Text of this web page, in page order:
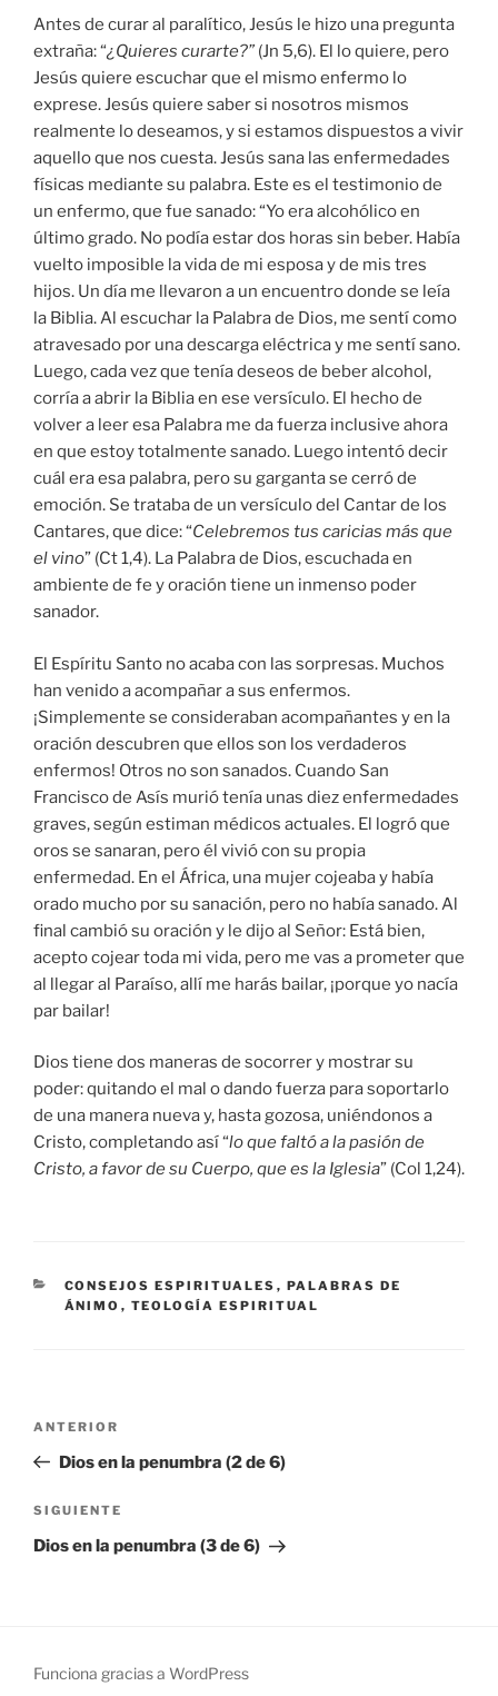
Antes de curar al paralítico, Jesús le hizo una pregunta
extraña: “¿Quieres curarte?” (Jn 5,6). El lo quiere, pero
Jesús quiere escuchar que el mismo enfermo lo
exprese. Jesús quiere saber si nosotros mismos
realmente lo deseamos, y si estamos dispuestos a vivir
aquello que nos cuesta. Jesús sana las enfermedades
físicas mediante su palabra. Este es el testimonio de
un enfermo, que fue sanado: “Yo era alcohólico en
último grado. No podía estar dos horas sin beber. Había
vuelto imposible la vida de mi esposa y de mis tres
hijos. Un día me llevaron a un encuentro donde se leía
la Biblia. Al escuchar la Palabra de Dios, me sentí como
atravesado por una descarga eléctrica y me sentí sano.
Luego, cada vez que tenía deseos de beber alcohol,
corría a abrir la Biblia en ese versículo. El hecho de
volver a leer esa Palabra me da fuerza inclusive ahora
en que estoy totalmente sanado. Luego intentó decir
cuál era esa palabra, pero su garganta se cerró de
emoción. Se trataba de un versículo del Cantar de los
Cantares, que dice: “Celebremos tus caricias más que
el vino” (Ct 1,4). La Palabra de Dios, escuchada en
ambiente de fe y oración tiene un inmenso poder
sanador.
El Espíritu Santo no acaba con las sorpresas. Muchos
han venido a acompañar a sus enfermos.
¡Simplemente se consideraban acompañantes y en la
oración descubren que ellos son los verdaderos
enfermos! Otros no son sanados. Cuando San
Francisco de Asís murió tenía unas diez enfermedades
graves, según estiman médicos actuales. El logró que
oros se sanaran, pero él vivió con su propia
enfermedad. En el África, una mujer cojeaba y había
orado mucho por su sanación, pero no había sanado. Al
final cambió su oración y le dijo al Señor: Está bien,
acepto cojear toda mi vida, pero me vas a prometer que
al llegar al Paraíso, allí me harás bailar, ¡porque yo nacía
par bailar!
Dios tiene dos maneras de socorrer y mostrar su
poder: quitando el mal o dando fuerza para soportarlo
de una manera nueva y, hasta gozosa, uniéndonos a
Cristo, completando así “lo que faltó a la pasión de
Cristo, a favor de su Cuerpo, que es la Iglesia” (Col 1,24).
CATEGORÍAS
CONSEJOS ESPIRITUALES , PALABRAS DE
ÁNIMO , TEOLOGÍA ESPIRITUAL
entradas
Entrada
anterior:
ANTERIOR
Dios en la penumbra (2 de 6)
Siguiente
entrada
SIGUIENTE
Dios en la penumbra (3 de 6)
Funciona gracias a WordPress